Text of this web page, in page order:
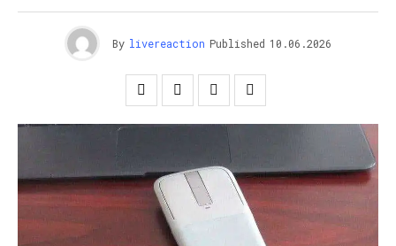
By livereaction Published 10.06.2026